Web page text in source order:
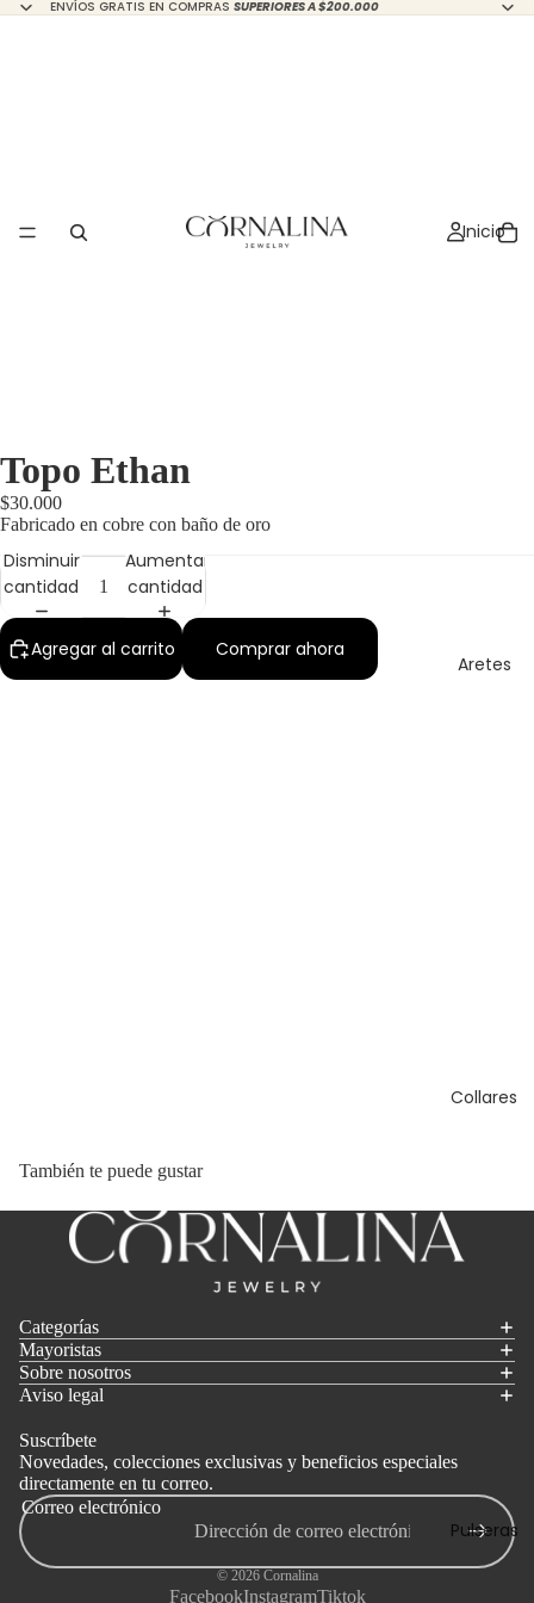
ENVÍOS GRATIS EN COMPRAS SUPERIORES A $200.000
Inicio
Aretes
Collares
Pulseras
Topo Ethan
$30.000
Fabricado en cobre con baño de oro
Disminuir
cantidad
Aumentar
cantidad
Agregar al carrito Comprar ahora
También te puede gustar
Categorías
Mayoristas
Sobre nosotros
Aviso legal
Suscríbete
Novedades, colecciones exclusivas y beneficios especiales
directamente en tu correo.
Correo electrónico
© 2026 Cornalina
FacebookInstagramTiktok